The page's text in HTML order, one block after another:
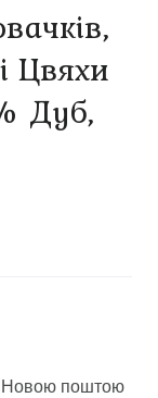
Цвяхи
Дуб,
Новою поштою